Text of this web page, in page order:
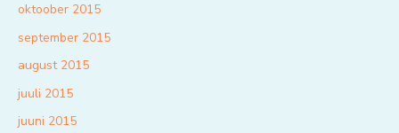
oktoober 2015
september 2015
august 2015
juuli 2015
juuni 2015